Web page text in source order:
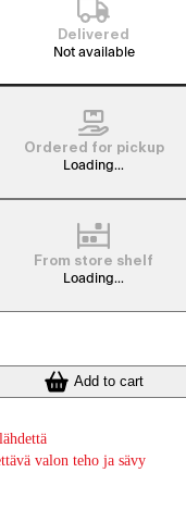
Delivered
Not available
Ordered for pickup
Loading...
From store shelf
Loading...
Add to cart
valon teho ja sävy